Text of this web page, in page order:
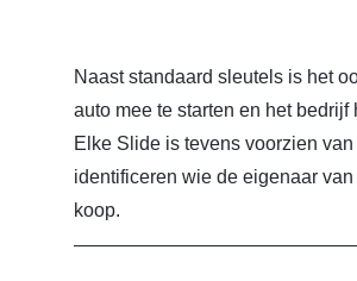
Naast standaard sleutels is het
auto mee te starten en het
Elke Slide is tevens voorzien
identificeren wie de eigenaar
koop.